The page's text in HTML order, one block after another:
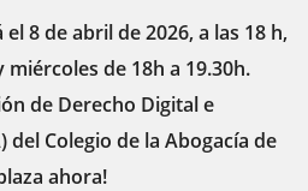
8 de abril de 2026, a las 18 h,
de 18h a 19.30h.
de Derecho Digital e
Colegio de la Abogacía de
ahora!